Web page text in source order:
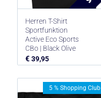
Herren T-Shirt
Sportfunktion
Active Eco Sports
CBo | Black Olive
€ 39,95
5 % Shopping Club